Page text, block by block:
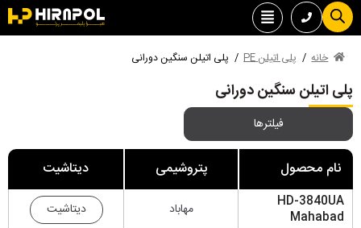
خانه / پلی اتیلن PE / پلی اتیلن سنگین دورانی
پلی اتیلن سنگین دورانی
فیلترها
نام محصول پتروشیمی دیتاشیت
HD-3840UA
Mahabad
مهاباد دیتاشیت